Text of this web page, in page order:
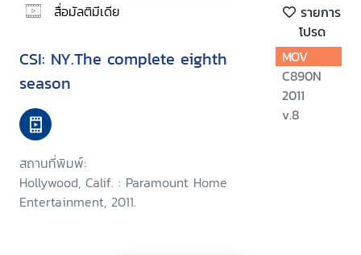
สื่อมัลติมีเดีย
รายการ
โปรด
CSI: NY.The complete eighth
season
สถานที่พิมพ์:
Hollywood, Calif. : Paramount Home
Entertainment, 2011.
MOV
C890N
2011
v.8